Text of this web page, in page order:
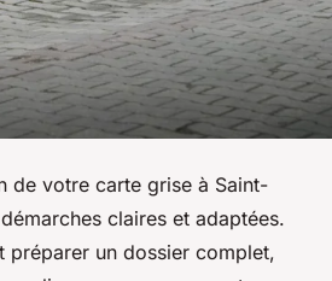
de votre carte grise à Saint-
claires et adaptées.
préparer un dossier complet,